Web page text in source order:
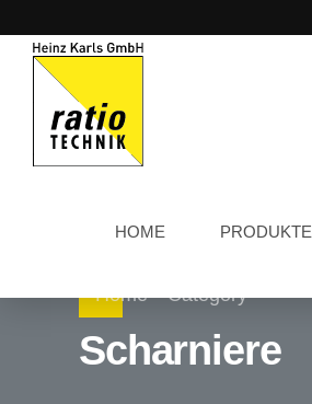
HOME PRODUKTE
Home Category
Scharniere